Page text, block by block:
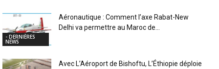
- DERNIÈRES
NEWS
Aéronautique : Comment l’axe Rabat-New
Delhi va permettre au Maroc de...
Avec L’Aéroport de Bishoftu, L’Éthiopie déploie